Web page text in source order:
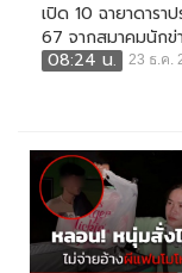
เปิด 10 ฉายาดาราป
67 จากสมาคมนักข่
08:24 น.
23 ธ.ค.